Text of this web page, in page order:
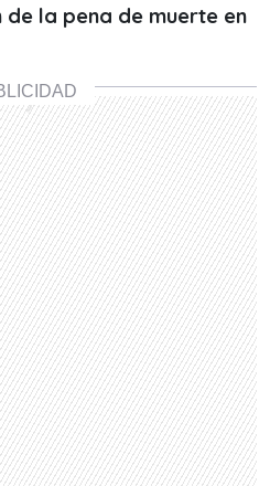
la pena de muerte en